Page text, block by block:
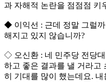
과 자해적 논란을 점점점 키
◆ 이익선 : 근데 정말 그럴
해지고 있지 않습니까?
◇ 오신환 : 네 민주당 전당
하고 좋은 결과를 낼 거라고
히 기대를 많이 했는데요.